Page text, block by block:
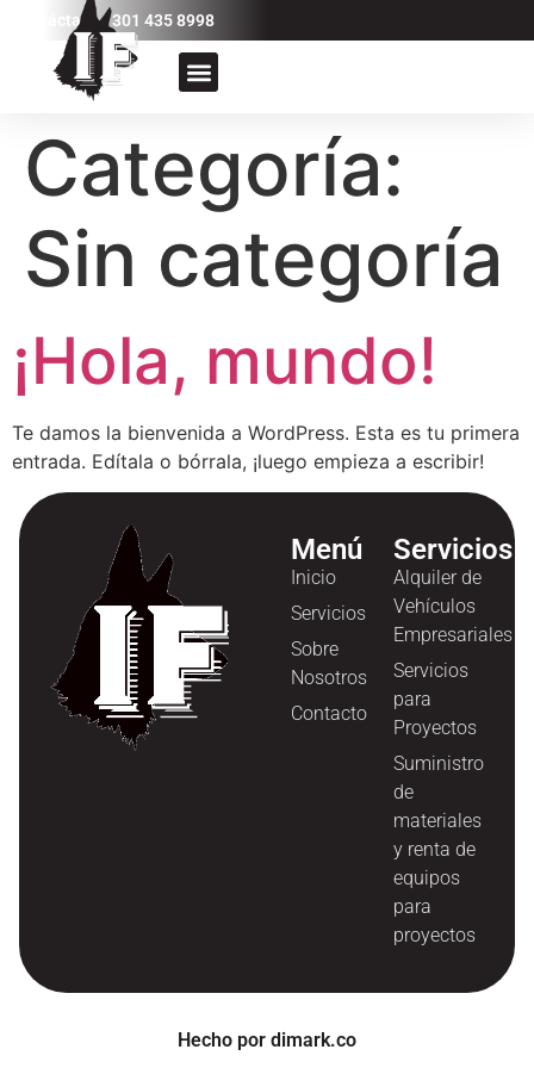
Contáctanos 301 435 8998
Categoría:
Sin categoría
¡Hola, mundo!
Te damos la bienvenida a WordPress. Esta es tu primera
entrada. Edítala o bórrala, ¡luego empieza a escribir!
Menú
Inicio
Servicios
Sobre
Nosotros
Contacto
Servicios
Alquiler de
Vehículos
Empresariales
Servicios
para
Proyectos
Suministro
de
materiales
y renta de
equipos
para
proyectos
Hecho por dimark.co